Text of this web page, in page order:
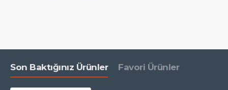
Son Baktığınız Ürünler Favori Ürünler